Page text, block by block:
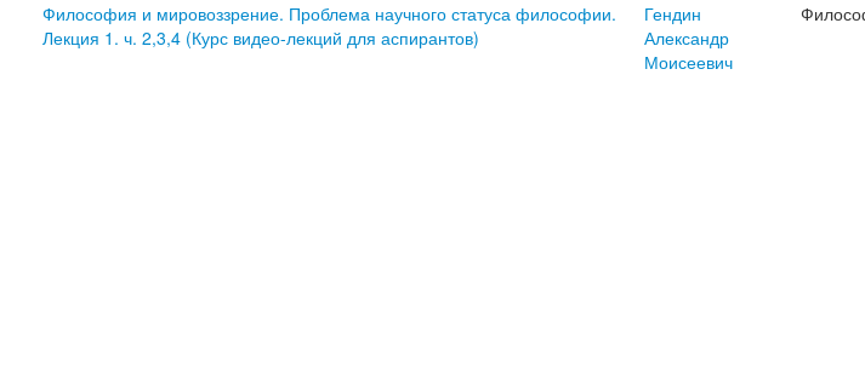
Философия и мировоззрение. Проблема научного статуса философии.
Лекция 1. ч. 2,3,4 (Курс видео-лекций для аспирантов)
Гендин
Александр
Моисеевич